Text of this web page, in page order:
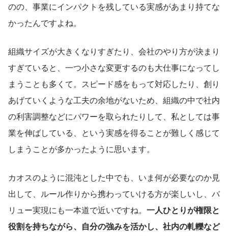
のの、事業にインパクトを残している実感があまり持てな
かったんですよね。
組織サイズが大きくなりすぎたり、会社のやり方が決まり
すぎていると、一つ小さな変更するのも大仕事になってし
まうことも多くて。スピード感をもって対応したり、創り
あげていくような工夫の余地がないため、組織の中で社内
の利害調整などにパワーを取られたりして、私としては事
業を伸ばしている、という実感を得ることが難しく感じて
しまうことが多かったように思います。
カオスのように混沌とした中でも、いま何が必要なのか見
出して、ルール作りから携わっていける方が楽しいし、バ
リュー実現にも一本道で近いですね。 一人ひとりが権限と
役割を持ちながら、自分の強みを活かし、社内の軋轢など